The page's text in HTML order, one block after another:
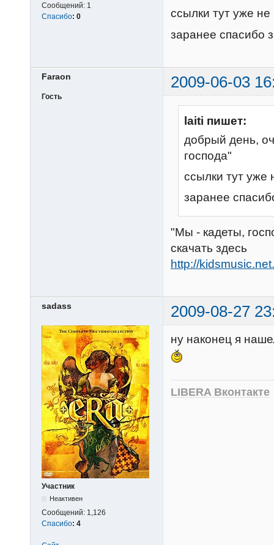
Сообщений: 1
Спасибо: 0
ссылки тут уже
заранее спасибо
Faraon 2009-06-03
Гость
laiti пишет:
добрый день,
господа"
ссылки тут уже
заранее
"Мы - кадеты,
скачать здесь
http://
sadass 2009-08-27
Участник
Неактивен
Сообщений: 1,126
Спасибо: 4
ну наконец я
LIBERA Вконтакте